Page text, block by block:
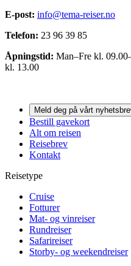
E-post: info@tema-reiser.no
Telefon: 23 96 39 85
Åpningstid: Man–Fre kl.
kl. 13.00
Meld deg på vårt
Bestill gavekort
Alt om reisen
Reisebrev
Kontakt
Reisetype
Cruise
Fotturer
Mat- og vinreiser
Rundreiser
Safarireiser
Storby- og weekendreiser